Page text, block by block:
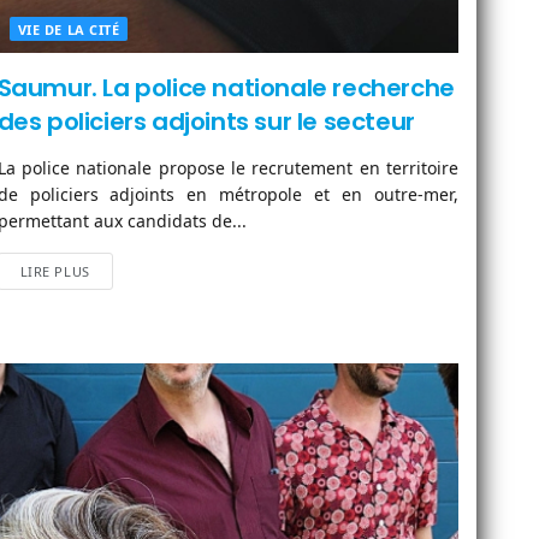
VIE DE LA CITÉ
La police nationale recherche
policiers adjoints sur le secteur
police nationale propose le recrutement en territoire
policiers adjoints en métropole et en outre-mer,
aux candidats de...
LIRE PLUS